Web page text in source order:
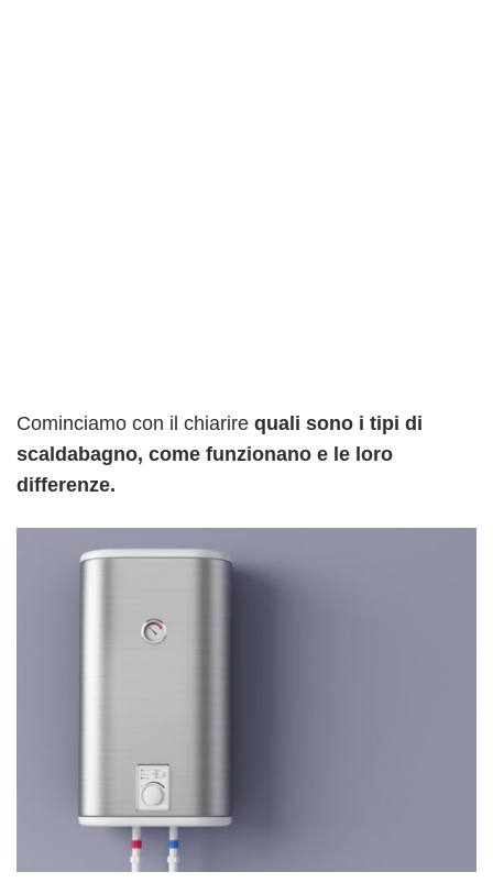
Cominciamo con il chiarire quali sono i tipi di
scaldabagno, come funzionano e le loro
differenze.